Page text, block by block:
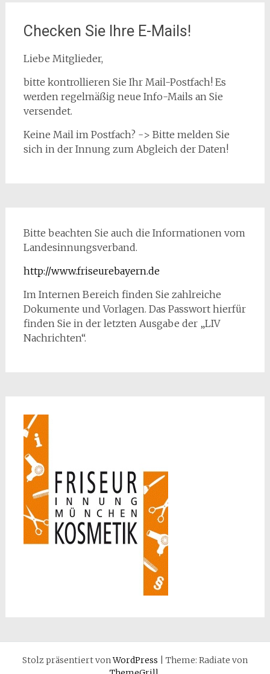
Checken Sie Ihre E-Mails!
Liebe Mitglieder,
bitte kontrollieren Sie Ihr Mail-Postfach! Es
werden regelmäßig neue Info-Mails an Sie
versendet.
Keine Mail im Postfach? -> Bitte melden Sie
sich in der Innung zum Abgleich der Daten!
Bitte beachten Sie auch die Informationen vom
Landesinnungsverband.
http://www.friseurebayern.de
Im Internen Bereich finden Sie zahlreiche
Dokumente und Vorlagen. Das Passwort hierfür
finden Sie in der letzten Ausgabe der „LIV
Nachrichten“.
Stolz präsentiert vonWordPress
Theme: Radiate von